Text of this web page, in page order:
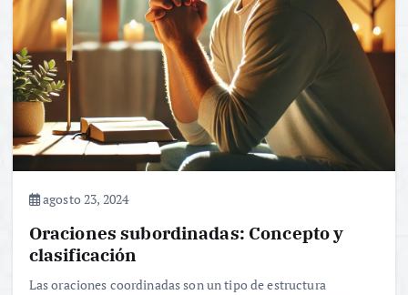
agosto 23, 2024
Oraciones subordinadas: Concepto y
clasificación
Las oraciones coordinadas son un tipo de estructura